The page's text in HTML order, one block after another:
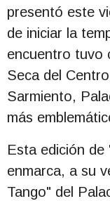
presentó este
de iniciar la
encuentro tuvo
Seca del
Sarmiento,
más
Esta edición de
enmarca, a su
Tango" del